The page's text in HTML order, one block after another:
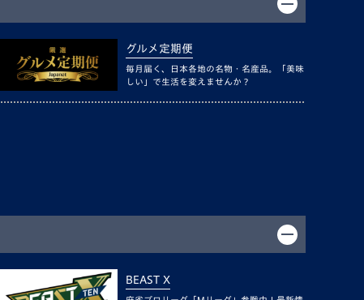
グルメ定期便
毎月届く、日本各地の名物・名産品。「美味
しい」で生活を変えませんか？
BEAST X